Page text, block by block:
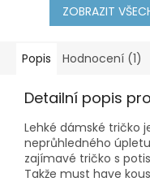
ZOBRAZIT
Popis Hodnocení (1)
Detailní popis
Lehké dámské tričko
neprůhledného
zajímavé tričko s
Takže must have